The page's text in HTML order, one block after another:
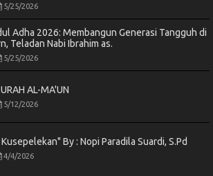
5/25/2026
Adha 2026: Membangun Generasi Tangguh di
Teladan Nabi Ibrahim as.
5/25/2026
AL-MA'UN
5/12/2026
By : Nopi Paradila Suardi, S.Pd
4/4/2026